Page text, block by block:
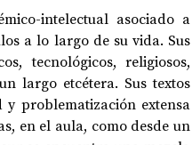
intelectual asociado a
a lo largo de su vida. Sus
tecnológicos, religiosos,
largo etcétera. Sus textos
problematización extensa
en el aula, como desde un